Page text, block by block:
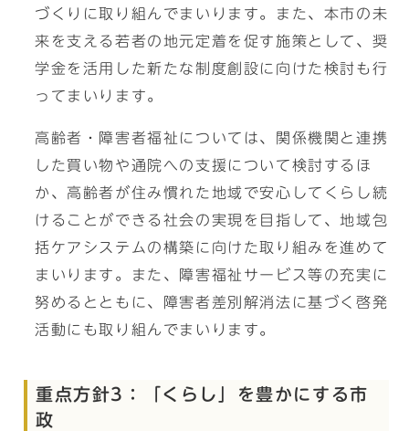
づくりに取り組んでまいります。また、本市の未
来を支える若者の地元定着を促す施策として、奨
学金を活用した新たな制度創設に向けた検討も行
ってまいります。
高齢者・障害者福祉については、関係機関と連携
した買い物や通院への支援について検討するほ
か、高齢者が住み慣れた地域で安心してくらし続
けることができる社会の実現を目指して、地域包
括ケアシステムの構築に向けた取り組みを進めて
まいります。また、障害福祉サービス等の充実に
努めるとともに、障害者差別解消法に基づく啓発
活動にも取り組んでまいります。
重点方針3：「くらし」を豊かにする市
政